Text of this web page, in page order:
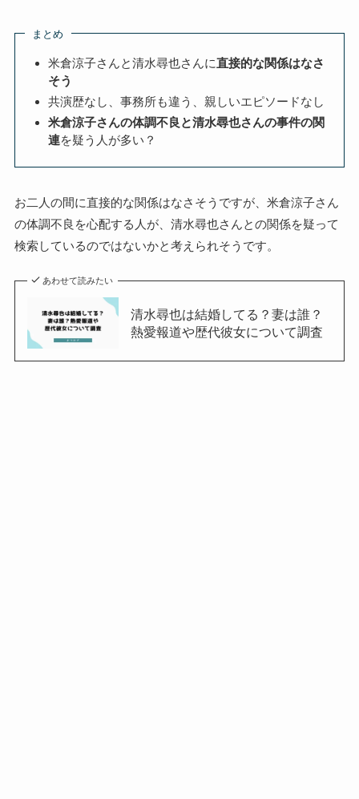
まとめ
米倉涼子さんと清水尋也さんに直接的な関係はなさ
そう
共演歴なし、事務所も違う、親しいエピソードなし
米倉涼子さんの体調不良と清水尋也さんの事件の関
連を疑う人が多い？
お二人の間に直接的な関係はなさそうですが、米倉涼子さん
の体調不良を心配する人が、清水尋也さんとの関係を疑って
検索しているのではないかと考えられそうです。
あわせて読みたい
清水尋也は結婚してる？妻は誰？
熱愛報道や歴代彼女について調査